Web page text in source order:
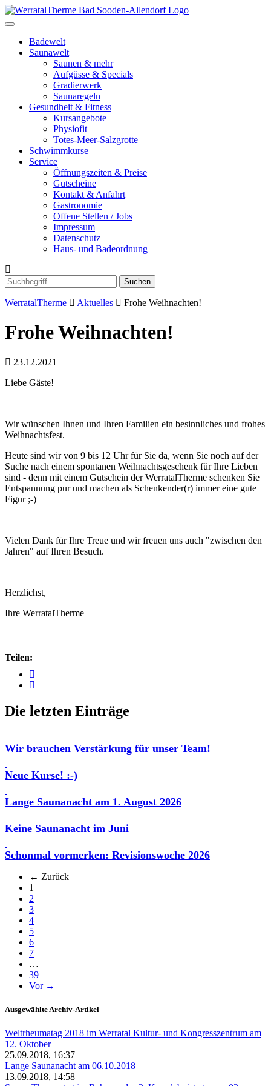
Toggle
navigationBadewelt
Saunawelt
Saunen & mehr
Aufgüsse & Specials
Gradierwerk
Saunaregeln
Gesundheit & Fitness
Kursangebote
Physiofit
Totes-Meer-Salzgrotte
Schwimmkurse
Service
Öffnungszeiten & Preise
Gutscheine
Kontakt & Anfahrt
Gastronomie
Offene Stellen / Jobs
Impressum
Datenschutz
Haus- und Badeordnung
Suchen
WerratalTherme Aktuelles Frohe Weihnachten!
Frohe Weihnachten!
23.12.2021
Liebe Gäste!
Wir wünschen Ihnen und Ihren Familien ein besinnliches und frohes
Weihnachtsfest.
Heute sind wir von 9 bis 12 Uhr für Sie da, wenn Sie noch auf der
Suche nach einem spontanen Weihnachtsgeschenk für Ihre Lieben
sind - denn mit einem Gutschein der WerratalTherme schenken Sie
Entspannung pur und machen als Schenkender(r) immer eine gute
Figur ;-)
Vielen Dank für Ihre Treue und wir freuen uns auch "zwischen den
Jahren" auf Ihren Besuch.
Herzlichst,
Ihre WerratalTherme
Teilen:
Die letzten Einträge
Wir brauchen Verstärkung für unser Team!
Neue Kurse! :-)
Lange Saunanacht am 1. August 2026
Keine Saunanacht im Juni
Schonmal vormerken: Revisionswoche 2026
← Zurück
1
2
3
4
5
6
7
…
39
Vor →
Ausgewählte Archiv-Artikel
Weltrheumatag 2018 im Werratal Kultur- und Kongresszentrum am
12. Oktober
25.09.2018, 16:37
Lange Saunanacht am 06.10.2018
13.09.2018, 14:58